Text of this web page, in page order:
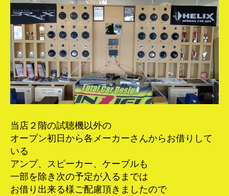
当店２階の試聴機以外の
オープン初日から各メーカーさんからお借りして
いる
アンプ、スピーカー、ケーブルも
一部を除き次の予定が入るまでは
お借り出来る様ご配慮頂きましたので